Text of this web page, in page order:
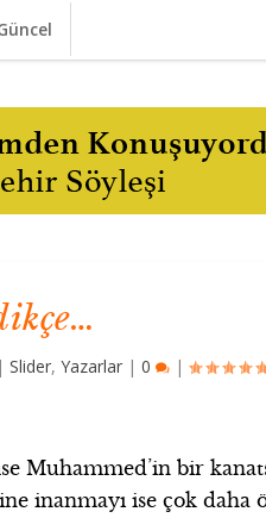
|Slider,Yazarlar |0 |
Muhammed’in bir
inanmayı ise çok daha